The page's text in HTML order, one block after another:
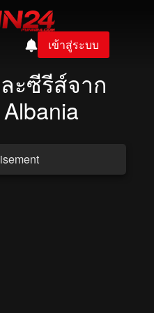
เข้าสู่ระบบ
ะซีรีส์จาก